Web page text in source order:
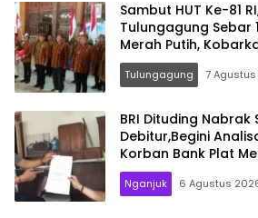
Sambut HUT Ke-81
Tulungagung Sebar
Merah Putih,
Nasionalisme Hingga
Tulungagung 7
BRI Dituding Nabrak
Debitur,Begini
Korban Bank Plat
Nganjuk 6 Agustus